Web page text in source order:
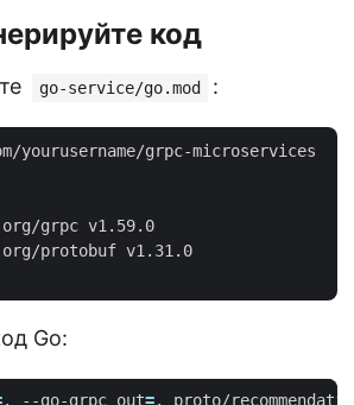
код
go-service/go.mod :
yourusername/grpc-microservices
grpc v1.59.0
protobuf v1.31.0
Go:
. --go-grpc_out=